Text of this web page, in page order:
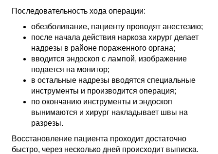
Последовательность хода операции:
обезболивание, пациенту проводят анестезию;
после начала действия наркоза хирург делает
надрезы в районе пораженного органа;
вводится эндоскоп с лампой, изображение
подается на монитор;
в остальные надрезы вводятся специальные
инструменты и производится операция;
по окончанию инструменты и эндоскоп
вынимаются и хирург накладывает швы на
разрезы.
Восстановление пациента проходит достаточно
быстро, через несколько дней происходит выписка.